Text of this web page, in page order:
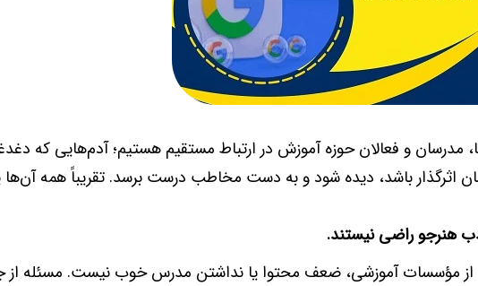
مدرسان و فعالان حوزه آموزش در ارتباط مستقیم هستیم؛ آدم‌هایی که
اثرگذار باشد، دیده شود و به دست مخاطب درست برسد. تقریباً همه
هنرجو راضی نیستند.
مؤسسات آموزشی، ضعف محتوا یا نداشتن مدرس خوب نیست. مسئله از